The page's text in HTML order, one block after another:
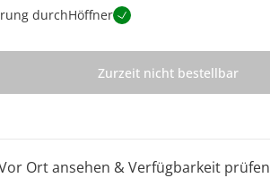
durchHöffner
Zurzeit nicht bestellbar
Ort ansehen & Verfügbarkeit prüfen